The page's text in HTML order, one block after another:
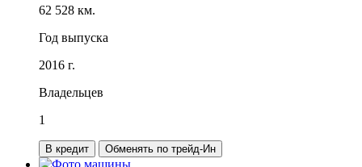
62 528 км.
Год выпуска
2016 г.
Владельцев
1
В кредит Обменять по трейд-Ин